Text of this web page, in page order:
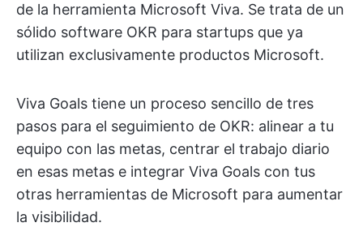
de la herramienta Microsoft Viva. Se trata de un
sólido software OKR para startups que ya
utilizan exclusivamente productos Microsoft.
Viva Goals tiene un proceso sencillo de tres
pasos para el seguimiento de OKR: alinear a tu
equipo con las metas, centrar el trabajo diario
en esas metas e integrar Viva Goals con tus
otras herramientas de Microsoft para aumentar
la visibilidad.